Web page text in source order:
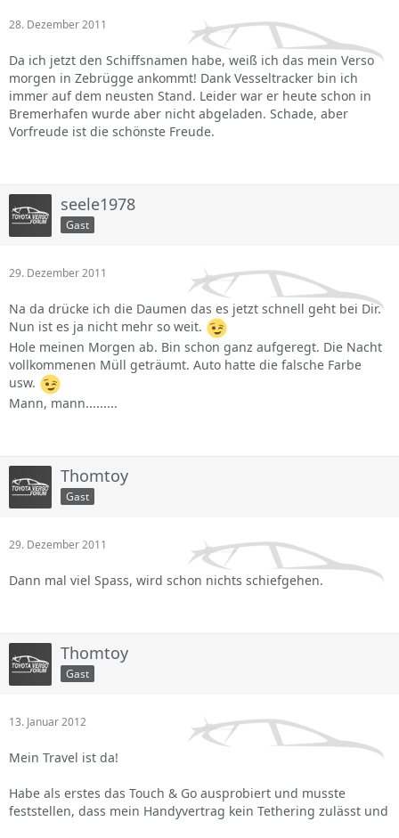
28. Dezember 2011
Da ich jetzt den Schiffsnamen habe, weiß ich das mein Verso
morgen in Zebrügge ankommt! Dank Vesseltracker bin ich
immer auf dem neusten Stand. Leider war er heute schon in
Bremerhafen wurde aber nicht abgeladen. Schade, aber
Vorfreude ist die schönste Freude.
seele1978
Gast
29. Dezember 2011
Na da drücke ich die Daumen das es jetzt schnell geht bei Dir.
Nun ist es ja nicht mehr so weit.
Hole meinen Morgen ab. Bin schon ganz aufgeregt. Die Nacht
vollkommenen Müll geträumt. Auto hatte die falsche Farbe
usw.
Mann, mann.........
Thomtoy
Gast
29. Dezember 2011
Dann mal viel Spass, wird schon nichts schiefgehen.
Thomtoy
Gast
13. Januar 2012
Mein Travel ist da!
Habe als erstes das Touch & Go ausprobiert und musste
feststellen, dass mein Handyvertrag kein Tethering zulässt und